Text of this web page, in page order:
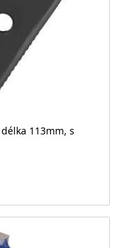
113mm, s